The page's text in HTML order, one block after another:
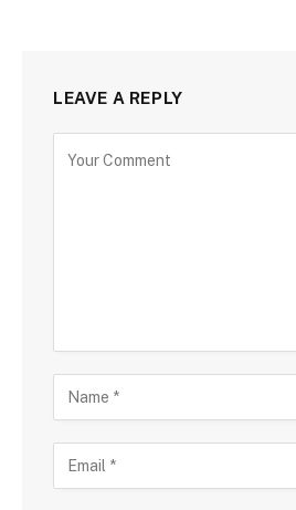
LEAVE A REPLY